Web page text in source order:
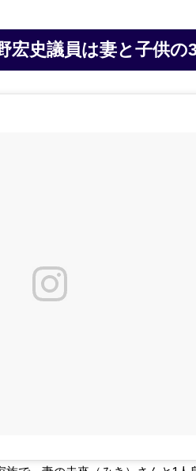
宏史議員は妻と子供の